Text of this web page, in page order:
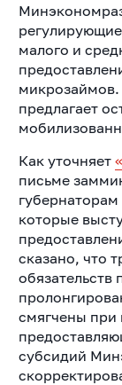
малого и
микрозаймов.
предлагает
Как уточняет
письме
которые
сказано, что
обязательств
смягчены при
субсидий